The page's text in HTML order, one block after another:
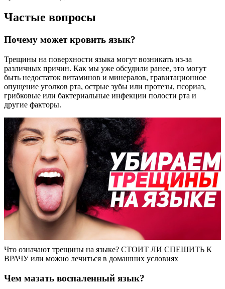
Частые вопросы
Почему может кровить язык?
Трещины на поверхности языка могут возникать из-за
различных причин. Как мы уже обсудили ранее, это могут
быть недостаток витаминов и минералов, гравитационное
опущение уголков рта, острые зубы или протезы, псориаз,
грибковые или бактериальные инфекции полости рта и
другие факторы.
Что означают трещины на языке? СТОИТ ЛИ СПЕШИТЬ К
ВРАЧУ или можно лечиться в домашних условиях
Чем мазать воспаленный язык?